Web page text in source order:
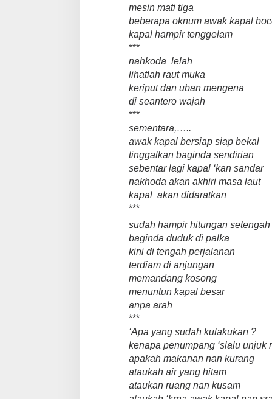
mesin mati tiga
beberapa oknum awak kapal
kapal hampir tenggelam
***
nahkoda lelah
lihatlah raut muka
keriput dan uban mengena
di seantero wajah
***
sementara,…..
awak kapal bersiap siap bekal
tinggalkan baginda sendirian
sebentar lagi kapal ‘kan sandar
nakhoda akan akhiri masa laut
kapal akan didaratkan
***
sudah hampir hitungan
baginda duduk di palka
kini di tengah perjalanan
terdiam di anjungan
memandang kosong
menuntun kapal besar
anpa arah
***
‘Apa yang sudah kulakukan ?
kenapa penumpang ‘slalu unjuk
apakah makanan nan kurang
ataukah air yang hitam
ataukan ruang nan kusam